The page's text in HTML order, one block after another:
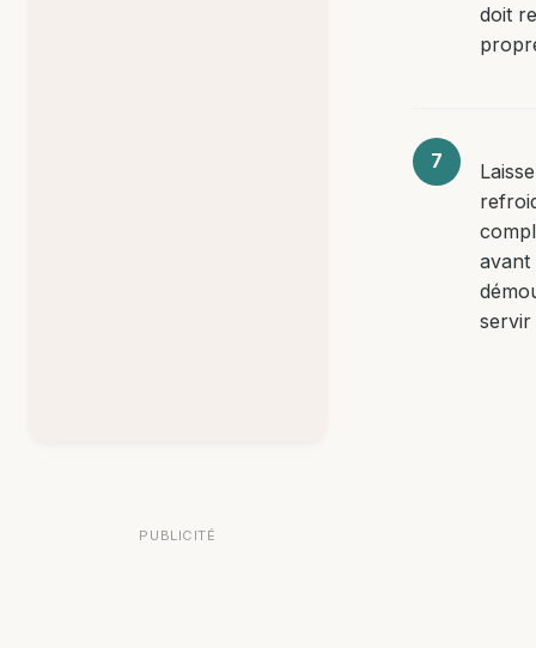
PUBLICITÉ
doit
avant
servir